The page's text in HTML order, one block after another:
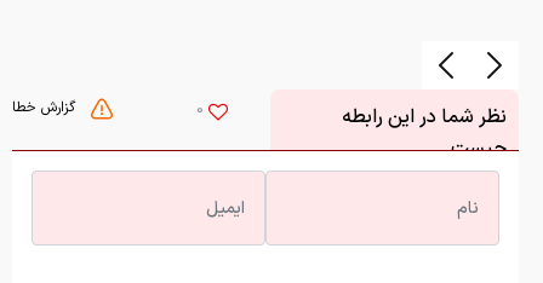
گزارش خطا 0
نظر شما در این رابطه
چیست